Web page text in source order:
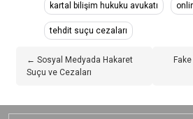
kartal bilişim hukuku avukatı
tehdit suçu cezaları
← Sosyal Medyada Hakaret
Suçu ve Cezaları